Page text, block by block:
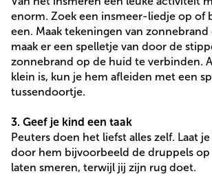
enorm. Zoek een insmeer-liedje op of
een. Maak tekeningen van
maak er een spelletje van door de
zonnebrand op de huid te verbinden.
klein is, kun je hem afleiden met een
tussendoortje.
3. Geef je kind een taak
Peuters doen het liefst alles zelf. Laat
door hem bijvoorbeeld de druppels
laten smeren, terwijl jij zijn rug doet.